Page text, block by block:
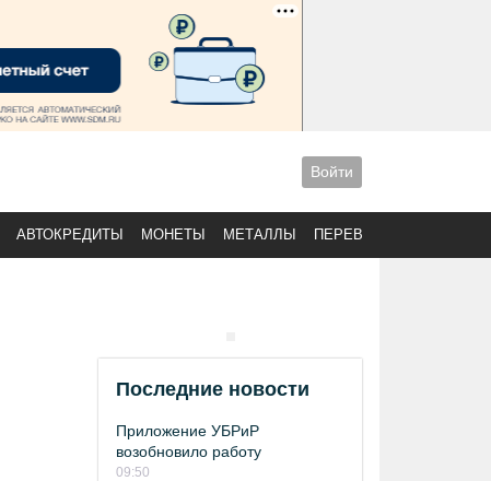
Войти
АВТОКРЕДИТЫ МОНЕТЫ МЕТАЛЛЫ ПЕРЕВОДЫ
Последние новости
Приложение УБРиР
возобновило работу
09:50